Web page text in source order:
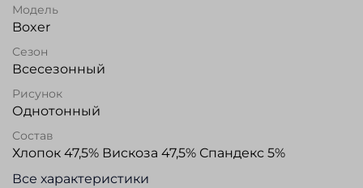
Модель
Boxer
Сезон
Всесезонный
Рисунок
Однотонный
Состав
Хлопок 47,5% Вискоза 47,5% Спандекс 5%
Все характеристики